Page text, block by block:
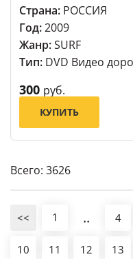
Страна: РОССИЯ
Год:2009
Жанр:SURF
Тип: DVD Видео
300 руб.
КУПИТЬ
Всего: 3626
<< 1 .. 4
10 11 12 13